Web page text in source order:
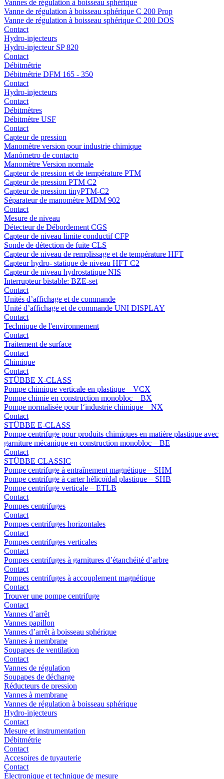
Vannes de régulation à boisseau sphérique
Vanne de régulation à boisseau sphérique C 200 Prop
Vanne de régulation à boisseau sphérique C 200 DOS
Contact
Hydro-injecteurs
Hydro-injecteur SP 820
Contact
Débitmétrie
Débitmétrie DFM 165 - 350
Contact
Hydro-injecteurs
Contact
Débitmètres
Débitmètre USF
Contact
Capteur de pression
Manomètre version pour industrie chimique
Manómetro de contacto
Manomètre Version normale
Capteur de pression et de température PTM
Capteur de pression PTM C2
Capteur de pression tinyPTM-C2
Séparateur de manomètre MDM 902
Contact
Mesure de niveau
Détecteur de Débordement CGS
Capteur de niveau limite conductif CFP
Sonde de détection de fuite CLS
Capteur de niveau de remplissage et de température HFT
Capteur hydro- statique de niveau HFT C2
Capteur de niveau hydrostatique NIS
Interrupteur bistable: BZE-set
Contact
Unités d’affichage et de commande
Unité d’affichage et de commande UNI DISPLAY
Contact
Technique de l'environnement
Contact
Traitement de surface
Contact
Chimique
Contact
STÜBBE X-CLASS
Pompe chimique verticale en plastique – VCX
Pompe chimie en construction monobloc – BX
Pompe normalisée pour l‘industrie chimique – NX
Contact
STÜBBE E-CLASS
Pompe centrifuge pour produits chimiques en matière plastique avec
garniture mécanique en construction monobloc – BE
Contact
STÜBBE CLASSIC
Pompe centrifuge à entraînement magnétique – SHM
Pompe centrifuge à carter hélicoïdal plastique – SHB
Pompe centrifuge verticale – ETLB
Contact
Pompes centrifuges
Contact
Pompes centrifuges horizontales
Contact
Pompes centrifuges verticales
Contact
Pompes centrifuges à garnitures d’étanchéité d’arbre
Contact
Pompes centrifuges à accouplement magnétique
Contact
Trouver une pompe centrifuge
Contact
Vannes d’arrêt
Vannes papillon
Vannes d’arrêt à boisseau sphérique
Vannes à membrane
Soupapes de ventilation
Contact
Vannes de régulation
Soupapes de décharge
Réducteurs de pression
Vannes à membrane
Vannes de régulation à boisseau sphérique
Hydro-injecteurs
Contact
Mesure et instrumentation
Débitmétrie
Contact
Accesoires de tuyauterie
Contact
Électronique et technique de mesure